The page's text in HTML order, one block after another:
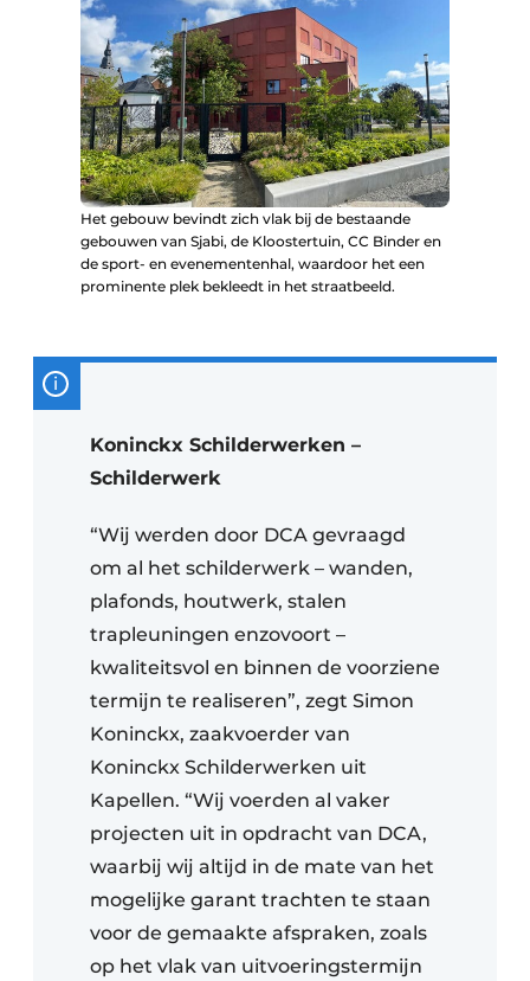
Het gebouw bevindt zich vlak bij de bestaande
gebouwen van Sjabi, de Kloostertuin, CC Binder en
de sport- en evenementenhal, waardoor het een
prominente plek bekleedt in het straatbeeld.
Koninckx Schilderwerken –
Schilderwerk
“Wij werden door DCA gevraagd
om al het schilderwerk – wanden,
plafonds, houtwerk, stalen
trapleuningen enzovoort –
kwaliteitsvol en binnen de voorziene
termijn te realiseren”, zegt Simon
Koninckx, zaakvoerder van
Koninckx Schilderwerken uit
Kapellen. “Wij voerden al vaker
projecten uit in opdracht van DCA,
waarbij wij altijd in de mate van het
mogelijke garant trachten te staan
voor de gemaakte afspraken, zoals
op het vlak van uitvoeringstermijn